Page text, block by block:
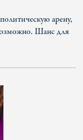
арену,
Шанс для